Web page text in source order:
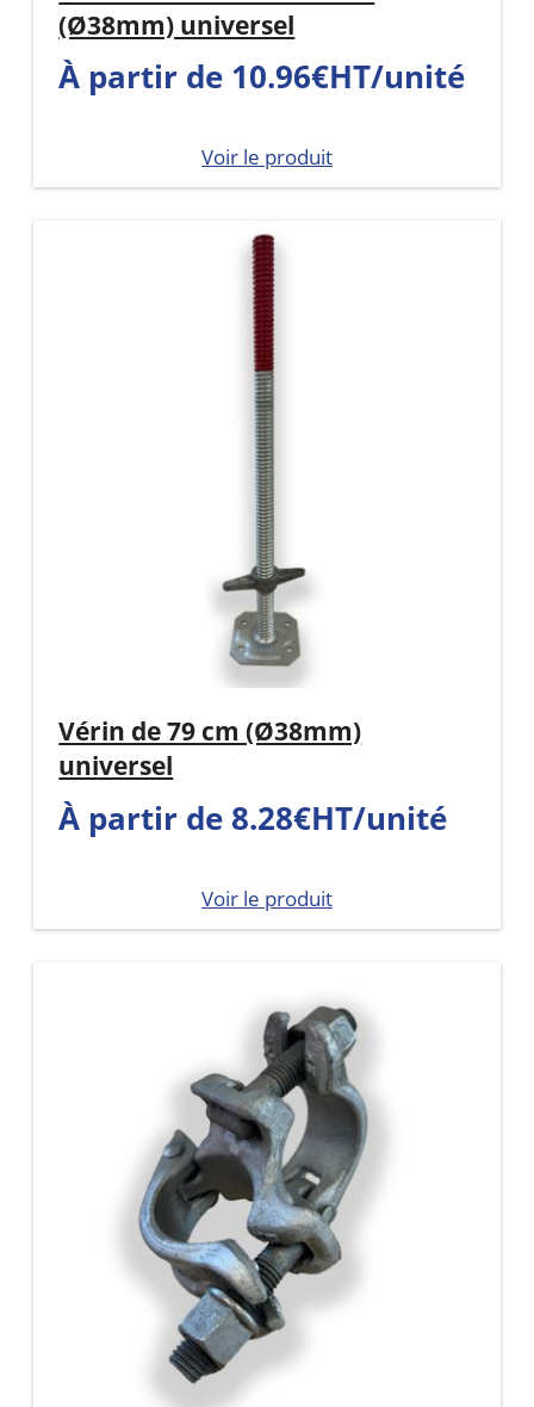
(Ø38mm) universel
À partir de 10.96€HT/unité
Voir le produit
Vérin de 79 cm (Ø38mm)
universel
À partir de 8.28€HT/unité
Voir le produit